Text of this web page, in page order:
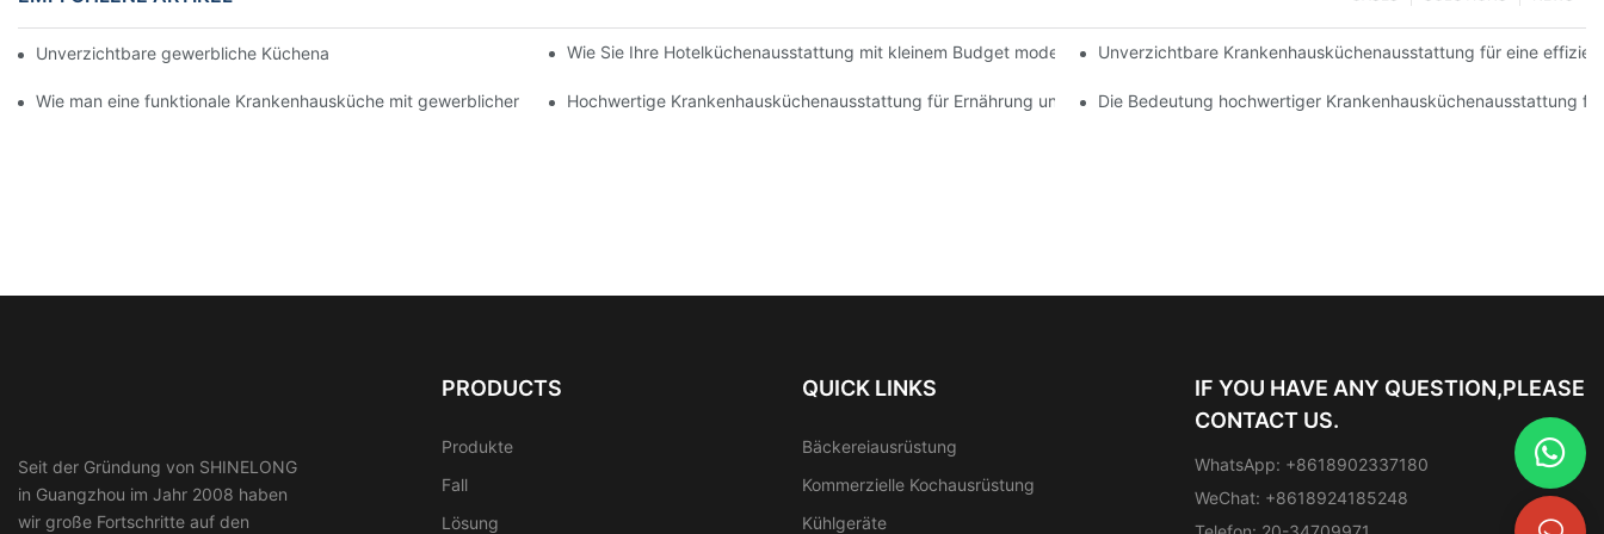
Unverzichtbare gewerbliche Küchenausstattung für eine moderne HotelkücheWie Sie Ihre Hotelküchenausstattung mit kleinem Budget modernisieren könnenUnverzichtbare Krankenhausküchenausstattung für eine
Wie man eine funktionale Krankenhausküche mit gewerblicher Ausstattung gestaltetHochwertige Krankenhausküchenausstattung für Ernährung und SicherheitDie Bedeutung hochwertiger Krankenhausküchenausstattung
Seit der Gründung von SHINELONG
in Guangzhou im Jahr 2008 haben
wir große Fortschritte auf den
PRODUCTS
Produkte
Fall
Lösung
QUICK LINKS
Bäckereiausrüstung
Kommerzielle Kochausrüstung
Kühlgeräte
IF YOU HAVE ANY QUESTION,PLEASE
CONTACT US.
WhatsApp: +8618902337180
WeChat: +8618924185248